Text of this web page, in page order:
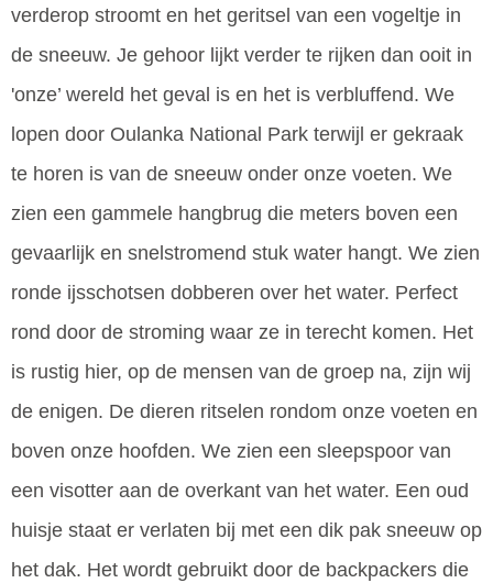
verderop stroomt en het geritsel van een vogeltje in
de sneeuw. Je gehoor lijkt verder te rijken dan ooit in
'onze’ wereld het geval is en het is verbluffend. We
lopen door Oulanka National Park terwijl er gekraak
te horen is van de sneeuw onder onze voeten. We
zien een gammele hangbrug die meters boven een
gevaarlijk en snelstromend stuk water hangt. We zien
ronde ijsschotsen dobberen over het water. Perfect
rond door de stroming waar ze in terecht komen. Het
is rustig hier, op de mensen van de groep na, zijn wij
de enigen. De dieren ritselen rondom onze voeten en
boven onze hoofden. We zien een sleepspoor van
een visotter aan de overkant van het water. Een oud
huisje staat er verlaten bij met een dik pak sneeuw op
het dak. Het wordt gebruikt door de backpackers die